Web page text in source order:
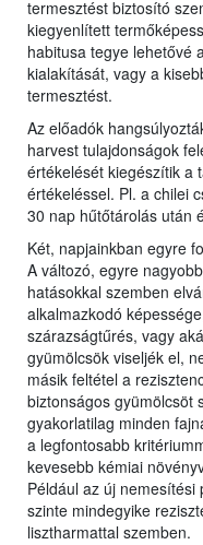
termesztést biztosító
kiegyenlített
habitusa tegye lehetővé
kialakítását, vagy a
termesztést.
Az előadók
harvest tulajdonságok
értékelését kiegészítik a
értékeléssel. Pl. a chilei
30 nap hűtőtárolás után
Két, napjainkban egyre
A változó, egyre
hatásokkal szemben
alkalmazkodó
szárazságtűrés, vagy
gyümölcsök viseljék el,
másik feltétel a
biztonságos gyümölcsöt
gyakorlatilag minden
a legfontosabb
kevesebb kémiai
Például az új
szinte mindegyike
lisztharmattal szemben.